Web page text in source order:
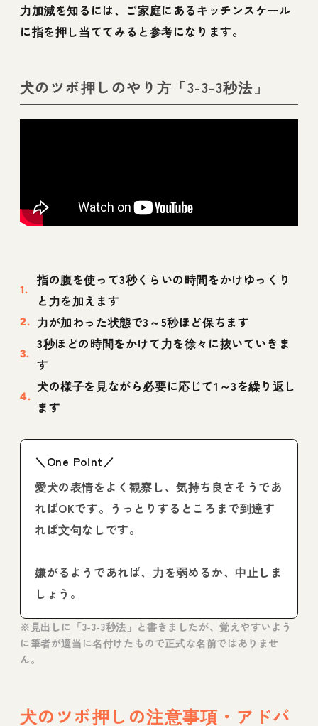
力加減を知るには、ご家庭にあるキッチンスケール
に指を押し当ててみると参考になります。
犬のツボ押しのやり方「3-3-3秒法」
指の腹を使って3秒くらいの時間をかけゆっくり
と力を加えます
力が加わった状態で3～5秒ほど保ちます
3秒ほどの時間をかけて力を徐々に抜いていきま
す
犬の様子を見ながら必要に応じて1～3を繰り返し
ます
＼One Point／
愛犬の表情をよく観察し、気持ち良さそうであ
ればOKです。うっとりするところまで到達す
れば文句なしです。
嫌がるようであれば、力を弱めるか、中止しま
しょう。
※見出しに「3-3-3秒法」と書きましたが、覚えやすいよう
に筆者が適当に名付けたもので正式な名前ではありませ
ん。
犬のツボ押しの注意事項・アドバ